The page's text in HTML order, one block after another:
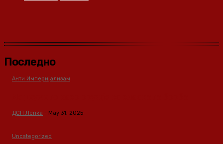
Последно
Анти Империјализам
ДСП Ленка - May 31, 2025
Uncategorized